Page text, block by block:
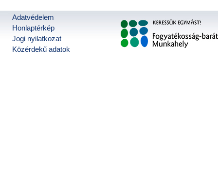
Adatvédelem
Honlaptérkép
Jogi nyilatkozat
Közérdekű adatok